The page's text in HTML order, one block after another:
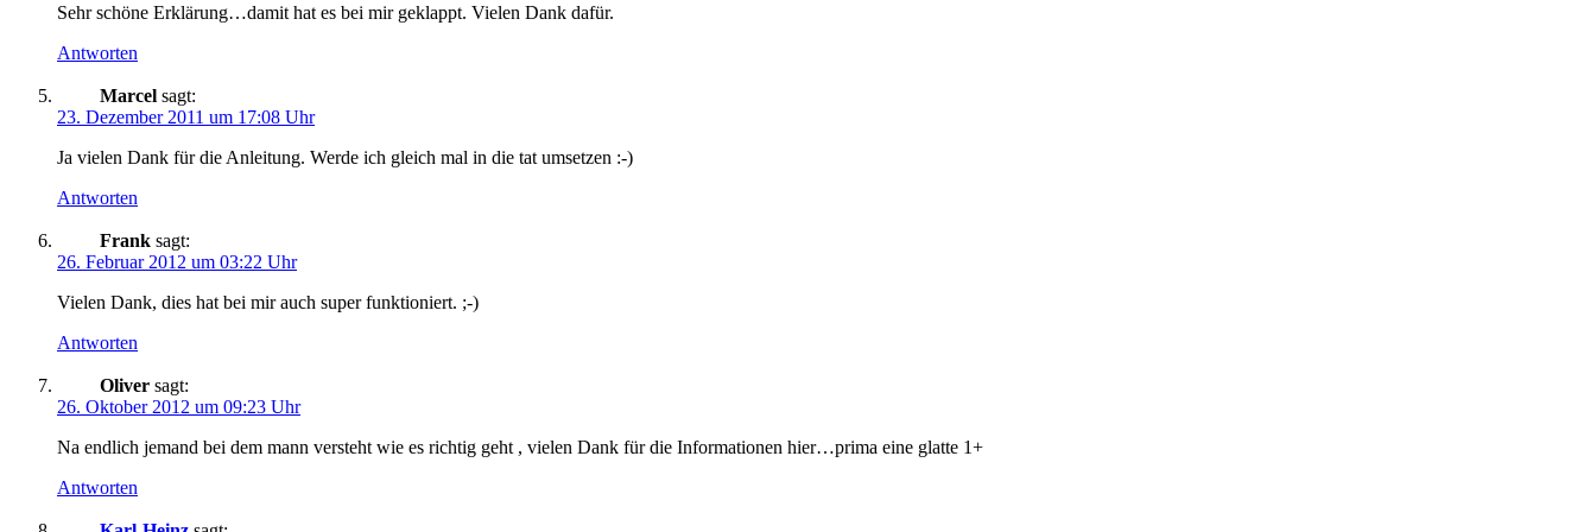
Sehr schöne Erklärung…damit hat es bei mir geklappt. Vielen Dank dafür.
Antworten
Marcel sagt:
23. Dezember 2011 um 17:08 Uhr
Ja vielen Dank für die Anleitung. Werde ich gleich mal in die tat umsetzen :-)
Antworten
Frank sagt:
26. Februar 2012 um 03:22 Uhr
Vielen Dank, dies hat bei mir auch super funktioniert. ;-)
Antworten
Oliver sagt:
26. Oktober 2012 um 09:23 Uhr
Na endlich jemand bei dem mann versteht wie es richtig geht , vielen Dank für die Informationen hier…prima eine glatte 1+
Antworten